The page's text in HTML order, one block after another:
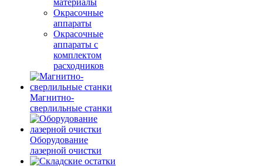
материалы
Окрасочные
аппараты
Окрасочные
аппараты с
комплектом
расходников
Магнитно-
сверлильные станки
Оборудование
лазерной очистки